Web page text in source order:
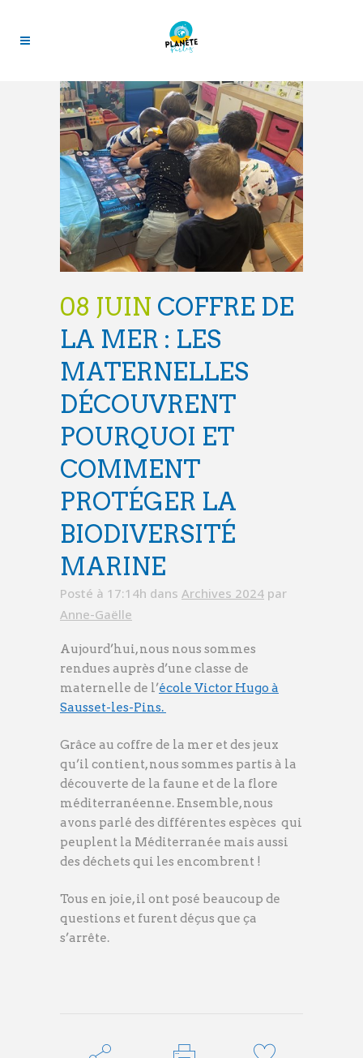
08 JUIN COFFRE DE
LA MER : LES
MATERNELLES
DÉCOUVRENT
POURQUOI ET
COMMENT
PROTÉGER LA
BIODIVERSITÉ
MARINE
Posté à 17:14h dans Archives 2024 par
Anne-Gaëlle
Aujourd’hui, nous nous sommes
rendues auprès d’une classe de
maternelle de l’école Victor Hugo à
Sausset-les-Pins.
Grâce au coffre de la mer et des jeux
qu’il contient, nous sommes partis à la
découverte de la faune et de la flore
méditerranéenne. Ensemble, nous
avons parlé des différentes espèces qui
peuplent la Méditerranée mais aussi
des déchets qui les encombrent !
Tous en joie, il ont posé beaucoup de
questions et furent déçus que ça
s’arrête.